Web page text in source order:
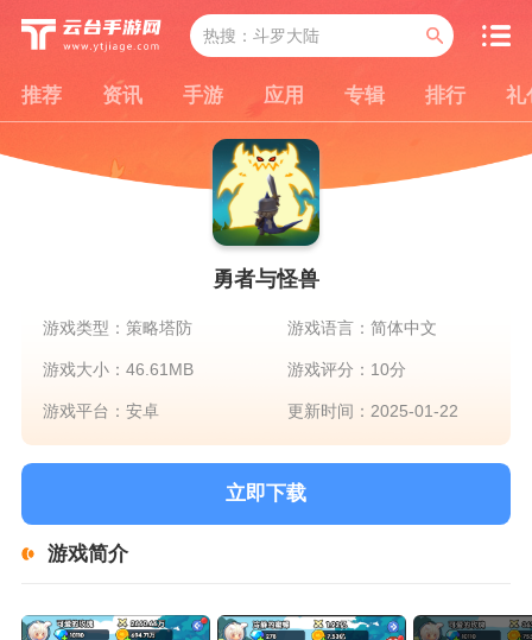
推荐 资讯 手游 应用 专辑 排行 礼
勇者与怪兽
游戏类型：策略塔防 游戏语言：简体中文
游戏大小：46.61MB 游戏评分：10分
游戏平台：安卓 更新时间：2025-01-22
立即下载
游戏简介